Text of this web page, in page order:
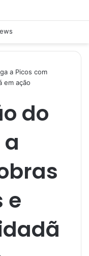
a Picos com
em ação
do
e